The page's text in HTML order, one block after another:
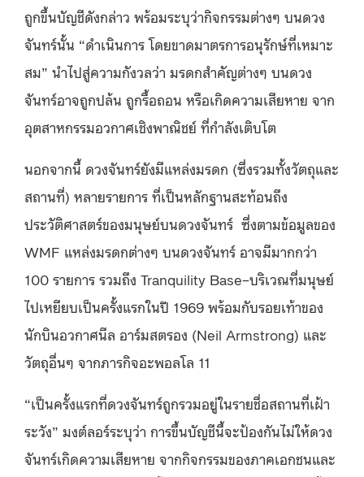
ถูกขึ้นบัญชีดังกล่าว พร้อมระบุว่ากิจกรรมต่างๆ บนดวง
จันทร์นั้น “ดำเนินการ โดยขาดมาตรการอนุรักษ์ที่เหมาะ
สม” นำไปสู่ความกังวลว่า มรดกสำคัญต่างๆ บนดวง
จันทร์อาจถูกปล้น ถูกรื้อถอน หรือเกิดความเสียหาย จาก
อุตสาหกรรมอวกาศเชิงพาณิชย์ ที่กำลังเติบโต
นอกจากนี้ ดวงจันทร์ยังมีแหล่งมรดก (ซึ่งรวมทั้งวัตถุและ
สถานที่) หลายรายการ ที่เป็นหลักฐานสะท้อนถึง
ประวัติศาสตร์ของมนุษย์บนดวงจันทร์ ซึ่งตามข้อมูลของ
WMF แหล่งมรดกต่างๆ บนดวงจันทร์ อาจมีมากกว่า
100 รายการ รวมถึง Tranquility Base–บริเวณที่มนุษย์
ไปเหยียบเป็นครั้งแรกในปี 1969 พร้อมกับรอยเท้าของ
นักบินอวกาศนีล อาร์มสตรอง (Neil Armstrong) และ
วัตถุอื่นๆ จากภารกิจอะพอลโล 11
“เป็นครั้งแรกที่ดวงจันทร์ถูกรวมอยู่ในรายชื่อสถานที่เฝ้า
ระวัง” มงต์ลอร์ระบุว่า การขึ้นบัญชีนี้จะป้องกันไม่ให้ดวง
จันทร์เกิดความเสียหาย จากกิจกรรมของภาคเอกชนและ